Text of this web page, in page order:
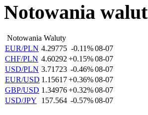
Notowania walut
Notowania Waluty
EUR/PLN 4.29775 -0.11%08-07
CHF/PLN 4.60292 +0.15%08-07
USD/PLN 3.71723 -0.46%08-07
EUR/USD 1.15617+0.36%08-07
GBP/USD 1.34976+0.32%08-07
USD/JPY
157.564 -0.57%08-07